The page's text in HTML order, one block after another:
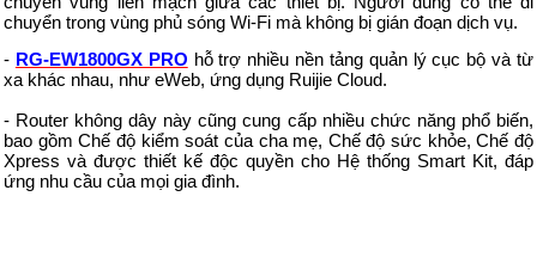
chuyển trong vùng phủ sóng Wi-Fi mà không bị gián đoạn dịch vụ.
- RG-EW1800GX PRO hỗ trợ nhiều nền tảng quản lý cục bộ và từ
xa khác nhau, như eWeb, ứng dụng Ruijie Cloud.
- Router không dây này cũng cung cấp nhiều chức năng phổ biến,
bao gồm Chế độ kiểm soát của cha mẹ, Chế độ sức khỏe, Chế độ
Xpress và được thiết kế độc quyền cho Hệ thống Smart Kit, đáp
ứng nhu cầu của mọi gia đình.